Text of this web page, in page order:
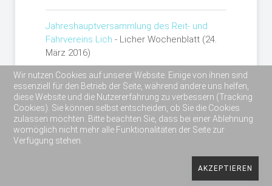
Jahreshauptversammlung des Reit- und
Fahrvereins Lich - Licher Wochenblatt (24.
März 2016)
Datenschutzerklärung
Wir nutzen Cookies auf unserer Website. Einige von ihnen sind
essenziell für den Betrieb der Seite, während andere uns helfen,
diese Website und die Nutzererfahrung zu verbessern (Tracking
Cookies). Sie können selbst entscheiden, ob Sie die Cookies
zulassen möchten. Bitte beachten Sie, dass bei einer Ablehnung
womöglich nicht mehr alle Funktionalitäten der Seite zur
Verfügung stehen.
AKZEPTIEREN